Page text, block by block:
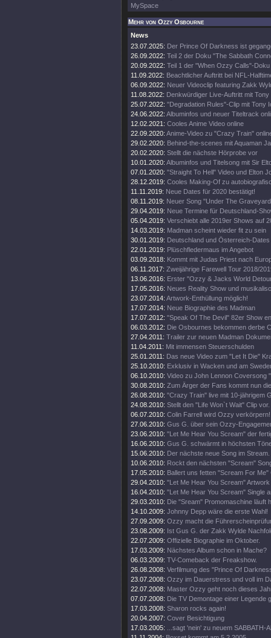
MySpace
Mehr von Ozzy Osbourne
News
23.07.2025: Der Prince Of Darkness ist
26.09.2022: Teil 2 der Doku "The Sabbath
20.09.2022: Teil 1 der "When Ozzy Calls"-Doku
11.09.2022: Beachtlicher Auftritt bei NFL-
06.09.2022: Neuer Videoclip featuring Zakk
11.08.2022: Denkwürdiger Live-Auftritt mit Tony
25.07.2022: "Degradation Rules"-Clip mit Tony
24.06.2022: Albuminfos und neuer Titeltrack
12.02.2021: Cooles Anime Video online
22.09.2020: Anime-Video zu "Crazy Train"
29.02.2020: Behind-the-scenes mit Aquaman
20.02.2020: Stellt die nächste Hörprobe vor
10.01.2020: Albuminfos und Titelsong mit Sir
07.01.2020: "Straight To Hell" Video und Elton
28.12.2019: Cooles Making-Of zu
11.11.2019: Neue Dates für 2020 bestätigt!
08.11.2019: Neuer Song "Under The
29.04.2019: Neue Termine für Deutschland-
05.04.2019: Verschiebt alle 2019er Shows auf
14.03.2019: Madman scheint wieder fit zu sein
30.01.2019: Deutschland und Österreich-
22.01.2019: Plüschfledermaus im Angebot
03.09.2018: Kommt mit Judas Priest nach
06.11.2017: Zweijährige Farewell Tour 2018/
13.06.2016: Erster "Ozzy & Jacks World
17.05.2016: Neues Reality Show und
23.07.2014: Artwork-Enthüllung möglich!
17.07.2014: Neue Biographie des Madman
17.07.2012: "Speak Of The Devil" 82er Show
06.03.2012: Die Osbournes bekommen derbe
27.04.2011: Trailer zur neuen Madman
11.04.2011: Mit immensen Steuerschulden
25.01.2011: Das neue Video zum "Let It Die"
25.10.2010: Exklusiv in Wacken und am
06.10.2010: Video zu John Lennon Coversong
30.08.2010: Zum Ärger der Fans kommt nun
26.08.2010: "Crazy Train" live mit 10-jährigem
24.08.2010: Stellt den "Life Won`t Wait" Clip vor.
06.07.2010: Colin Farrell wird Ozzy verkörpern!
27.06.2010: Gus G. über sein Ozzy-
23.06.2010: "Let Me Hear You Scream" der
16.06.2010: Gus G. schwärmt in höchsten
15.06.2010: Der nächste neue Song im Stream.
10.06.2010: Rockt den nächsten "Scream"
17.05.2010: Ballert uns fetten "Scream For Me"
29.04.2010: "Let Me Hear You Scream" Artwork
16.04.2010: "Let Me Hear You Scream" Single
29.03.2010: Die "Sream" Promomaschine läuft
14.10.2009: Johnny Depp wäre die erste Wahl!
27.09.2009: Ozzy macht die
23.08.2009: Ist Gus G. der Zakk Wylde
22.07.2009: Offizielle Biographie im Oktober.
17.03.2009: Nächstes Album schon in Mache?
06.03.2009: TV-Comeback der Freakshow.
26.08.2008: Verfilmung des "Prince Of
23.07.2008: Ozzy im Dauerstress und voll im
22.07.2008: Master Ozzy geht noch dieses
07.07.2008: Die TV Demontage einer Legende
17.03.2008: Sharon rocks again!
20.04.2007: Cover Besichtigung
17.03.2005:
...sagt 'nein' zu neuem SABBATH-